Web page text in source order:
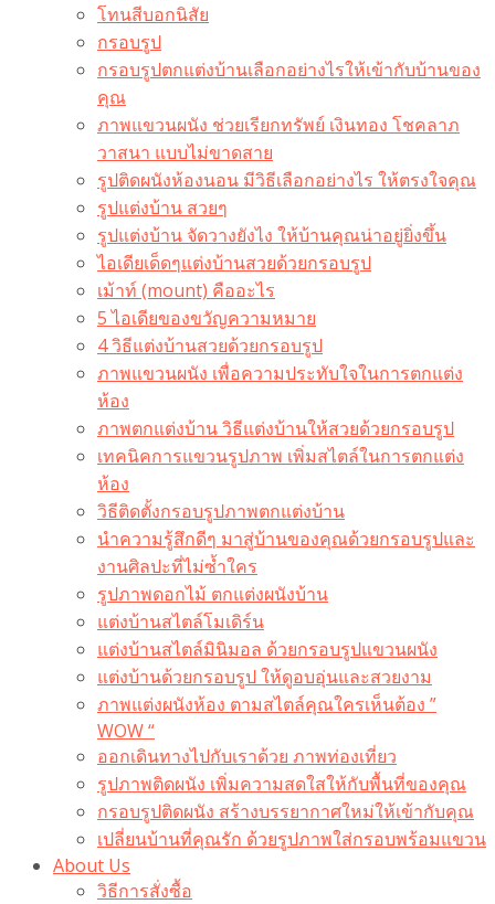
โทนสีบอกนิสัย
กรอบรูป
กรอบรูปตกแต่งบ้านเลือกอย่างไรให้เข้ากับบ้านของ
คุณ
ภาพแขวนผนัง ช่วยเรียกทรัพย์ เงินทอง โชคลาภ
วาสนา แบบไม่ขาดสาย
รูปติดผนังห้องนอน มีวิธีเลือกอย่างไร ให้ตรงใจคุณ
รูปแต่งบ้าน สวยๆ
รูปแต่งบ้าน จัดวางยังไง ให้บ้านคุณน่าอยู่ยิ่งขึ้น
ไอเดียเด็ดๆแต่งบ้านสวยด้วยกรอบรูป
เม้าท์ (mount) คืออะไร​
5 ไอเดียของขวัญความหมาย
4 วิธีแต่งบ้านสวยด้วยกรอบรูป
ภาพแขวนผนัง เพื่อความประทับใจในการตกแต่ง
ห้อง
ภาพตกแต่งบ้าน วิธีแต่งบ้านให้สวยด้วยกรอบรูป
เทคนิคการแขวนรูปภาพ เพิ่มสไตล์ในการตกแต่ง
ห้อง
วิธีติดตั้งกรอบรูปภาพตกแต่งบ้าน
นำความรู้สึกดีๆ มาสู่บ้านของคุณด้วยกรอบรูปและ
งานศิลปะที่ไม่ซ้ำใคร
รูปภาพดอกไม้ ตกแต่งผนังบ้าน
แต่งบ้านสไตล์โมเดิร์น
แต่งบ้านสไตล์มินิมอล ด้วยกรอบรูปแขวนผนัง
แต่งบ้านด้วยกรอบรูป ให้ดูอบอุ่นและสวยงาม
ภาพแต่งผนังห้อง ตามสไตล์คุณใครเห็นต้อง ”
WOW “
ออกเดินทางไปกับเราด้วย ภาพท่องเที่ยว
รูปภาพติดผนัง เพิ่มความสดใสให้กับพื้นที่ของคุณ
กรอบรูปติดผนัง สร้างบรรยากาศใหม่ให้เข้ากับคุณ
เปลี่ยนบ้านที่คุณรัก ด้วยรูปภาพใส่กรอบพร้อมแขวน​
About Us
วิธีการสั่งซื้อ